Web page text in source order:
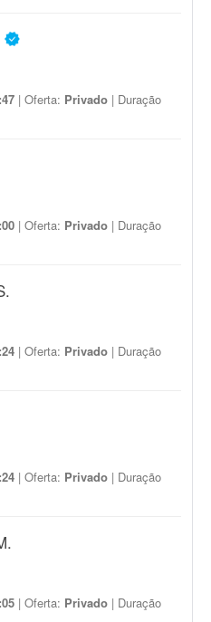
| Oferta: Privado | Duração
| Oferta: Privado | Duração
| Oferta: Privado | Duração
| Oferta: Privado | Duração
| Oferta: Privado | Duração